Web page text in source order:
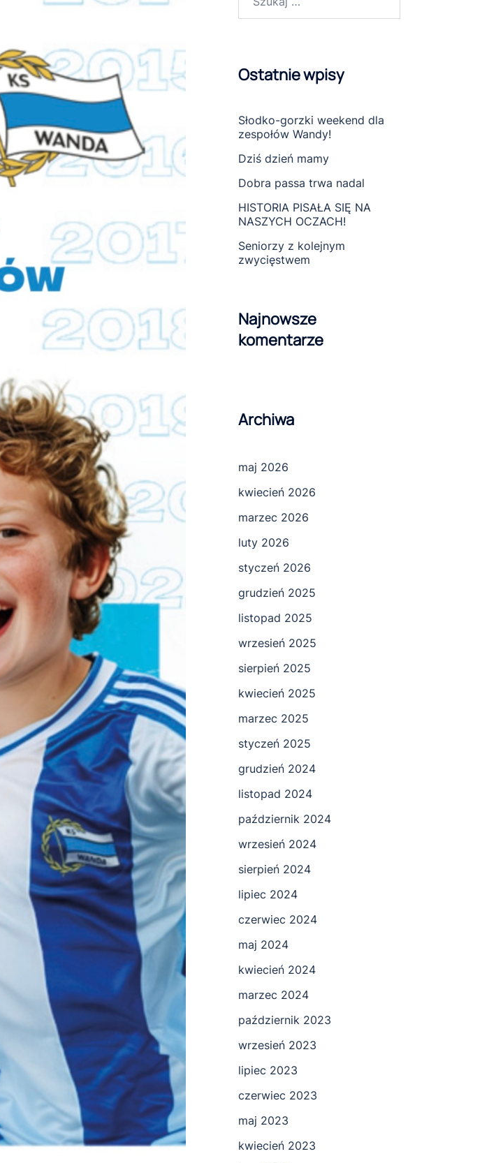
Ostatnie wpisy
Słodko-gorzki weekend dla
zespołów Wandy!
Dziś dzień mamy
Dobra passa trwa nadal
HISTORIA PISAŁA SIĘ NA
NASZYCH OCZACH!
Seniorzy z kolejnym
zwycięstwem
Najnowsze
komentarze
Archiwa
maj 2026
kwiecień 2026
marzec 2026
luty 2026
styczeń 2026
grudzień 2025
listopad 2025
wrzesień 2025
sierpień 2025
kwiecień 2025
marzec 2025
styczeń 2025
grudzień 2024
listopad 2024
październik 2024
wrzesień 2024
sierpień 2024
lipiec 2024
czerwiec 2024
maj 2024
kwiecień 2024
marzec 2024
październik 2023
wrzesień 2023
lipiec 2023
czerwiec 2023
maj 2023
kwiecień 2023